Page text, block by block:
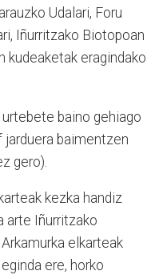
Udalari, Foru
Iñurritzako Biotopoan
kudeaketak eragindako
baino gehiago
jarduera baimentzen
gero).
kezka handiz
arte Iñurritzako
elkarteak
ere, horko